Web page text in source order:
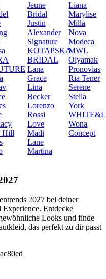
Hill
Jeune
Bridal
Justin
Alexander
Signature
KOTAPSKA
BRIDAL
Lana
Grace
Lina
Becker
Lorenzo
Rossi
Love
Madi
Lane
Martina
Liana
Marylise
Milla
Nova
Modeca
MWL
Olyamak
Pronovias
Ria Tener
Serene
Stella
York
Wona
Concept
2027 bei deiner
Entdecke
Looks und finde
das perfekt zu dir passt